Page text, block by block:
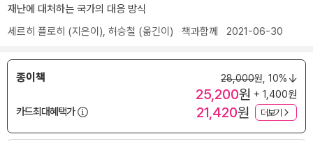
재난에 대처하는 국가의 대응 방식
세르히 플로히 (지은이), 허승철 (옮긴이) 책과함께 2021-06-30
종이책 28,000원, 10%
25,200원 + 1,400원
카드최대혜택가
21,420원 더보기